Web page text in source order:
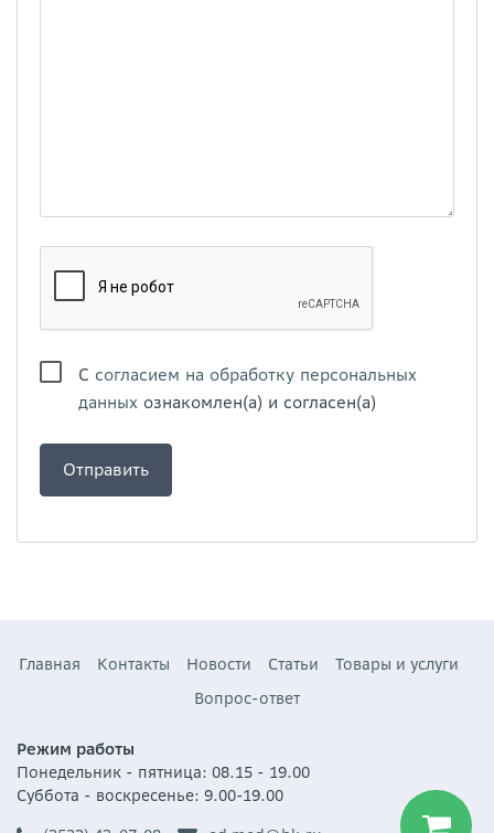
С согласием на обработку персональных
данных ознакомлен(а) и согласен(а)
Главная Контакты Новости Статьи
Товары и услуги
Вопрос-ответ
Режим работы
Понедельник - пятница: 08.15 - 19.00
Суббота - воскресенье: 9.00-19.00